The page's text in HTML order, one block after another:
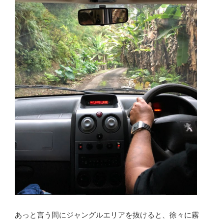
あっと言う間にジャングルエリアを抜けると、徐々に霧